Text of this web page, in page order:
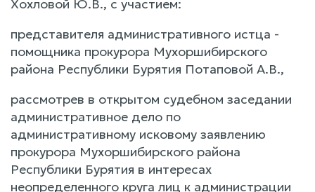
Хохловой Ю.В., с участием:
представителя административного истца -
помощника прокурора Мухоршибирского
района Республики Бурятия Потаповой А.В.,
рассмотрев в открытом судебном заседании
административное дело по
административному исковому заявлению
прокурора Мухоршибирского района
Республики Бурятия в интересах
неопределенного круга лиц к администрации